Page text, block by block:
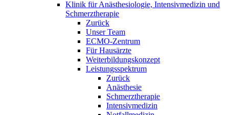
Klinik für Anästhesiologie, Intensivmedizin und
Schmerztherapie
Zurück
Unser Team
ECMO-Zentrum
Für Hausärzte
Weiterbildungskonzept
Leistungsspektrum
Zurück
Anästhesie
Schmerztherapie
Intensivmedizin